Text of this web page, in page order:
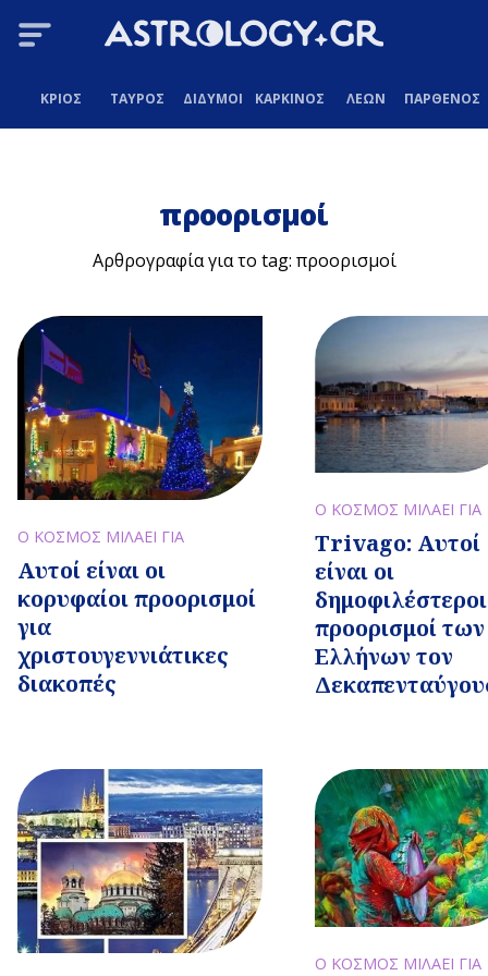
ΚΡΙΟΣ ΤΑΥΡΟΣ ΔΙΔΥΜΟΙ ΚΑΡΚΙΝΟΣ ΛΕΩΝ ΠΑΡΘΕΝΟΣ
προορισμοί
Αρθρογραφία για το tag: προορισμοί
Ο ΚΟΣΜΟΣ ΜΙΛΑΕΙ ΓΙΑ
Αυτοί είναι οι
κορυφαίοι προορισμοί
για
χριστουγεννιάτικες
διακοπές
Ο ΚΟΣΜΟΣ ΜΙΛΑΕΙ ΓΙΑ
Trivago: Aυτοί
είναι οι
δημοφιλέστεροι
προορισμοί των
Ελλήνων τον
Ο ΚΟΣΜΟΣ ΜΙΛΑΕΙ ΓΙΑ